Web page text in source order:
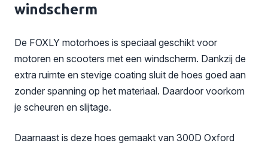
windscherm
De FOXLY motorhoes is speciaal geschikt voor
motoren en scooters met een windscherm. Dankzij de
extra ruimte en stevige coating sluit de hoes goed aan
zonder spanning op het materiaal. Daardoor voorkom
je scheuren en slijtage.
Daarnaast is deze hoes gemaakt van 300D Oxford